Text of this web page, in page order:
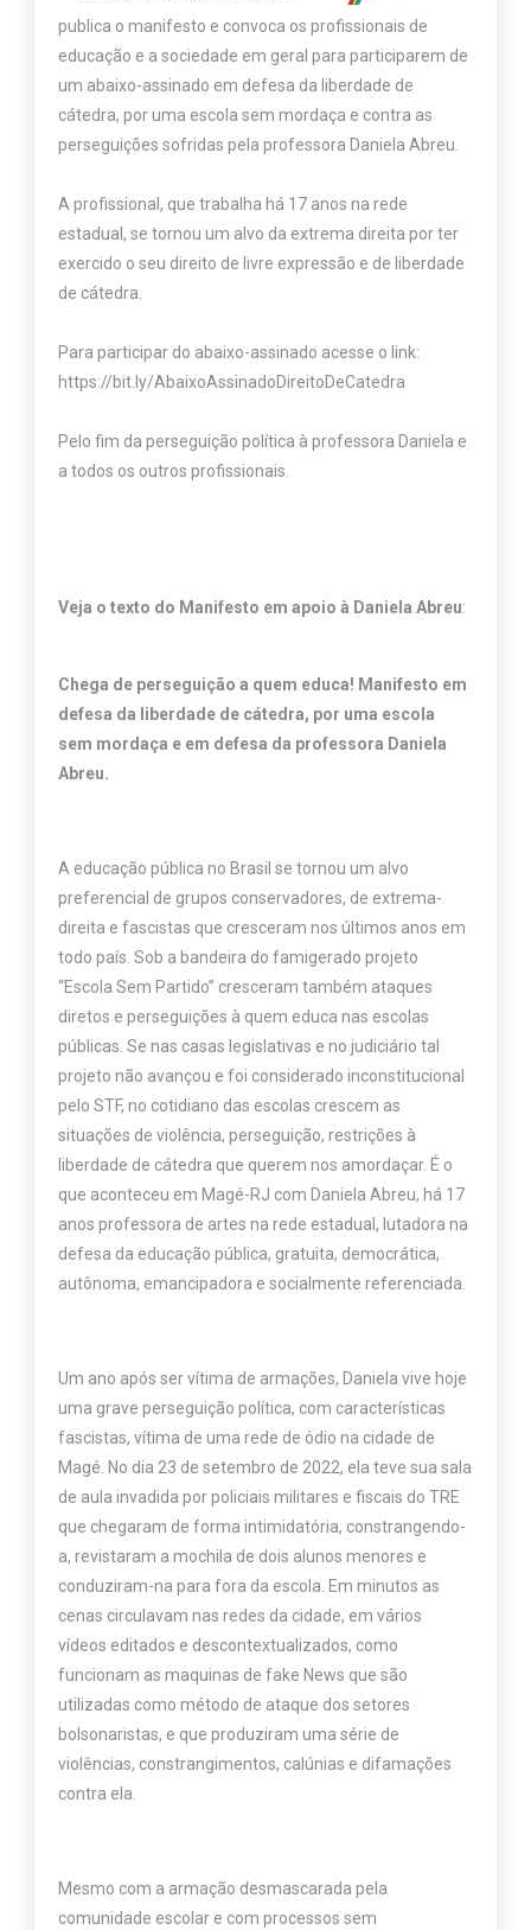
publica o manifesto e convoca os profissionais de
educação e a sociedade em geral para participarem de
um abaixo-assinado em defesa da liberdade de
cátedra, por uma escola sem mordaça e contra as
perseguições sofridas pela professora Daniela Abreu.
A profissional, que trabalha há 17 anos na rede
estadual, se tornou um alvo da extrema direita por ter
exercido o seu direito de livre expressão e de liberdade
de cátedra.
Para participar do abaixo-assinado acesse o link:
https://bit.ly/AbaixoAssinadoDireitoDeCatedra
Pelo fim da perseguição política à professora Daniela e
a todos os outros profissionais.
Veja o texto do Manifesto em apoio à Daniela Abreu:
Chega de perseguição a quem educa! Manifesto em
defesa da liberdade de cátedra, por uma escola
sem mordaça e em defesa da professora Daniela
Abreu.
A educação pública no Brasil se tornou um alvo
preferencial de grupos conservadores, de extrema-
direita e fascistas que cresceram nos últimos anos em
todo país. Sob a bandeira do famigerado projeto
“Escola Sem Partido” cresceram também ataques
diretos e perseguições à quem educa nas escolas
públicas. Se nas casas legislativas e no judiciário tal
projeto não avançou e foi considerado inconstitucional
pelo STF, no cotidiano das escolas crescem as
situações de violência, perseguição, restrições à
liberdade de cátedra que querem nos amordaçar. É o
que aconteceu em Magé-RJ com Daniela Abreu, há 17
anos professora de artes na rede estadual, lutadora na
defesa da educação pública, gratuita, democrática,
autônoma, emancipadora e socialmente referenciada.
Um ano após ser vítima de armações, Daniela vive hoje
uma grave perseguição política, com características
fascistas, vítima de uma rede de ódio na cidade de
Magé. No dia 23 de setembro de 2022, ela teve sua sala
de aula invadida por policiais militares e fiscais do TRE
que chegaram de forma intimidatória, constrangendo-
a, revistaram a mochila de dois alunos menores e
conduziram-na para fora da escola. Em minutos as
cenas circulavam nas redes da cidade, em vários
vídeos editados e descontextualizados, como
funcionam as maquinas de fake News que são
utilizadas como método de ataque dos setores
bolsonaristas, e que produziram uma série de
violências, constrangimentos, calúnias e difamações
contra ela.
Mesmo com a armação desmascarada pela
comunidade escolar e com processos sem